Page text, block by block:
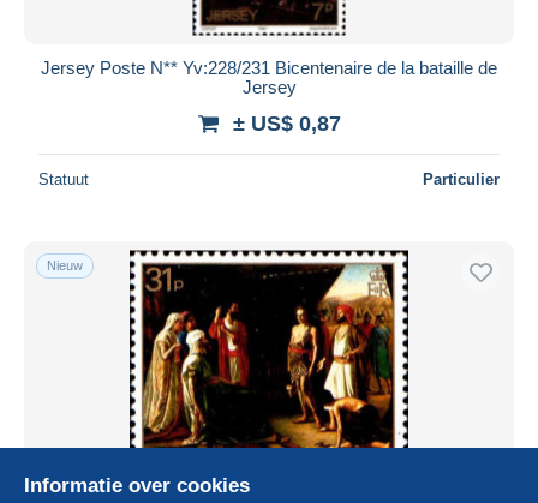
Jersey Poste N** Yv:228/231 Bicentenaire de la bataille de
Jersey
± US$ 0,87
Statuut Particulier
Nieuw
Informatie over cookies